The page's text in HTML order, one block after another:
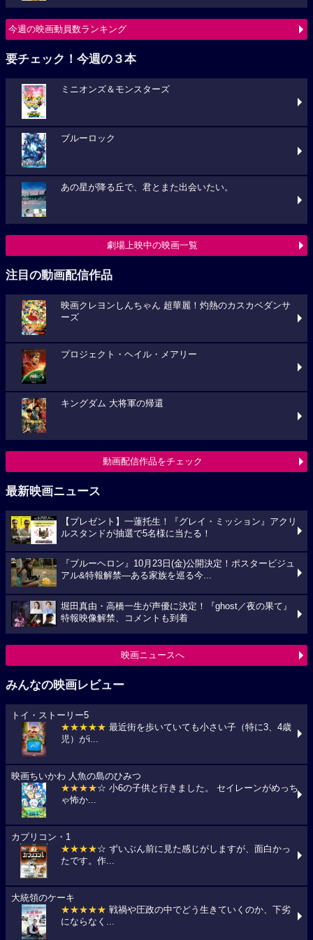
今週の映画動員数ランキング
要チェック！今週の３本
ミニオンズ＆モンスターズ
ブルーロック
あの星が降る丘で、君とまた出会いたい。
劇場上映中の映画一覧
注目の動画配信作品
映画クレヨンしんちゃん 超華麗！灼熱のカスカベダンサ
ーズ
プロジェクト・ヘイル・メアリー
キングダム 大将軍の帰還
動画配信作品をチェック
最新映画ニュース
【プレゼント】一蓮托生！『グレイ・ミッション』アクリ
ルスタンドが抽選で5名様に当たる！
『ブルーヘロン』10月23日(金)公開決定！ポスタービジュ
アル&特報解禁―ある家族を巡る今...
堀田真由・高橋一生が声優に決定！『ghost／夜の果て』
特報映像解禁、コメントも到着
映画ニュースへ
みんなの映画レビュー
トイ・ストーリー5
★★★★★ 最近街を歩いていても小さい子（特に3、4歳
児）がi...
映画ちいかわ 人魚の島のひみつ
★★★★☆ 小6の子供と行きました。 セイレーンがめっち
ゃ怖か...
カプリコン・1
★★★★☆ ずいぶん前に見た感じがしますが、面白かっ
たです。作...
大統領のケーキ
★★★★★ 戦禍や圧政の中でどう生きていくのか、下劣
にならなく...